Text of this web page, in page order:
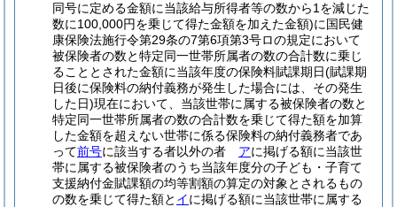
同号に定める金額に当該給与所得者等の数から1を減じた
数に100,000円を乗じて得た金額を加えた金額)に国民健
康保険法施行令第29条の7第6項第3号ロの規定において
被保険者の数と特定同一世帯所属者の数の合計数に乗じ
ることとされた金額に当該年度の保険料賦課期日(賦課期
日後に保険料の納付義務が発生した場合には、その発生
した日)現在において、当該世帯に属する被保険者の数と
特定同一世帯所属者の数の合計数を乗じて得た額を加算
した金額を超えない世帯に係る保険料の納付義務者であ
って前号に該当する者以外の者 アに掲げる額に当該世
帯に属する被保険者のうち当該年度分の子ども・子育て
支援納付金賦課額の均等割額の算定の対象とされるもの
の数を乗じて得た額と イに掲げる額に当該世帯に属する